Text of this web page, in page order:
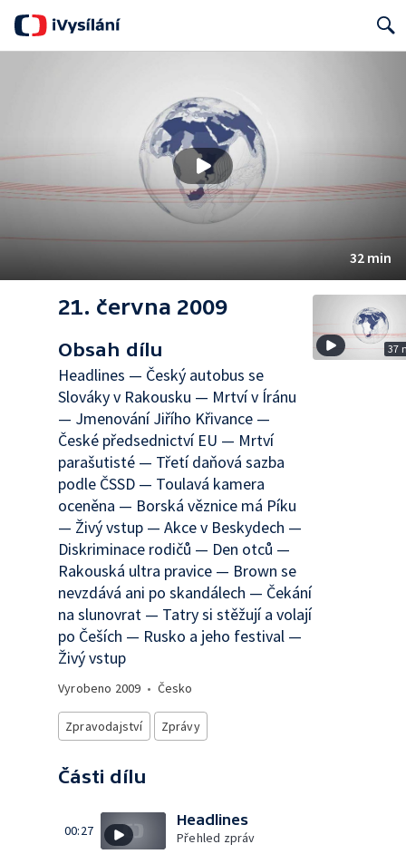
32 min
21. června 2009
Obsah dílu
Headlines — Český autobus se
Slováky v Rakousku — Mrtví v Íránu
— Jmenování Jiřího Křivance —
České předsednictví EU — Mrtví
parašutisté — Třetí daňová sazba
podle ČSSD — Toulavá kamera
oceněna — Borská věznice má Píku
— Živý vstup — Akce v Beskydech —
Diskriminace rodičů — Den otců —
Rakouská ultra pravice — Brown se
nevzdává ani po skandálech — Čekání
na slunovrat — Tatry si stěžují a volají
po Češích — Rusko a jeho festival —
Živý vstup
Vyrobeno 2009 • Česko
Zpravodajství Zprávy
Části dílu
00:27
Headlines
Přehled zpráv
37